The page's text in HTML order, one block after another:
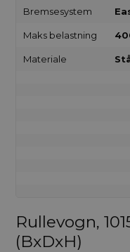
Bremsesystem
Maks belastning
Materiale
Rullevogn,
(BxDxH)